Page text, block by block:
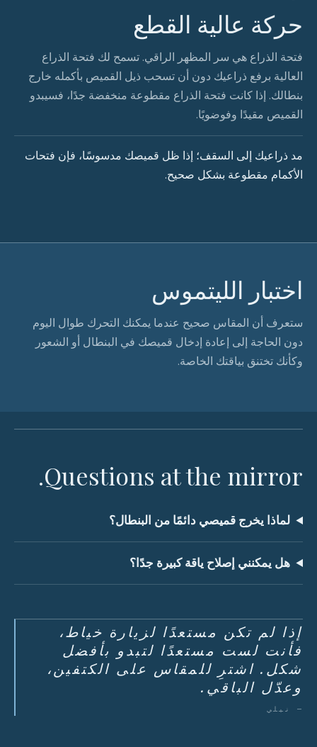
حركة عالية القطع
فتحة الذراع هي سر المظهر الراقي. تسمح لك فتحة الذراع
العالية برفع ذراعيك دون أن تسحب ذيل القميص بأكمله خارج
بنطالك. إذا كانت فتحة الذراع مقطوعة منخفضة جدًا، فسيبدو
القميص مقيدًا وفوضويًا.
مد ذراعيك إلى السقف؛ إذا ظل قميصك مدسوسًا، فإن فتحات
الأكمام مقطوعة بشكل صحيح.
اختبار الليتموس
ستعرف أن المقاس صحيح عندما يمكنك التحرك طوال اليوم
دون الحاجة إلى إعادة إدخال قميصك في البنطال أو الشعور
وكأنك تختنق بياقتك الخاصة.
Questions at the mirror.
لماذا يخرج قميصي دائمًا من البنطال؟
هل يمكنني إصلاح ياقة كبيرة جدًا؟
إذا لم تكن مستعدًا لزيارة خياط،
فأنت لست مستعدًا لتبدو بأفضل
شكل. اشترِ للمقاس على الكتفين،
وعدّل الباقي.
— نيلي